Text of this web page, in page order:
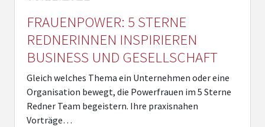
FRAUENPOWER: 5 STERNE
REDNERINNEN INSPIRIEREN
BUSINESS UND GESELLSCHAFT
Gleich welches Thema ein Unternehmen oder eine
Organisation bewegt, die Powerfrauen im 5 Sterne
Redner Team begeistern. Ihre praxisnahen
Vorträge…